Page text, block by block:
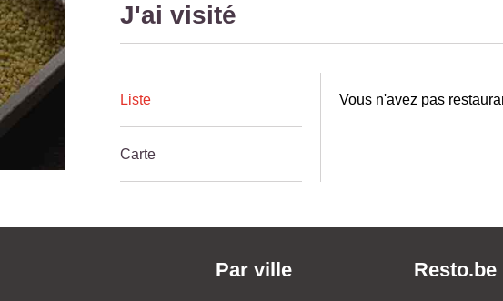
J'ai visité
Liste
Carte
Vous n'avez pas
Par ville Resto.be